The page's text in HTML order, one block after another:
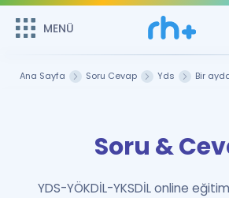
MENÜ
GİRİŞ YAP
Remzi Hoca ile seni sınava
bekliyor!
MENÜ
Çalışma Paketleri
Kitaplar ve Kaynaklar
Ana Sayfa Soru Cevap Yds Bir
Soru &
YDS-YÖKDİL-YKSDİL online